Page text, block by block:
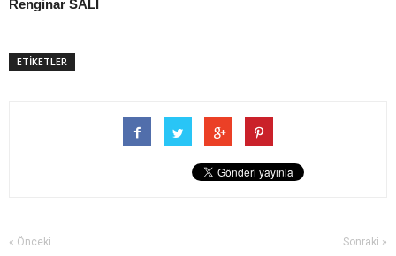
Renginar SALİ
ETİKETLER
« Önceki Sonraki »